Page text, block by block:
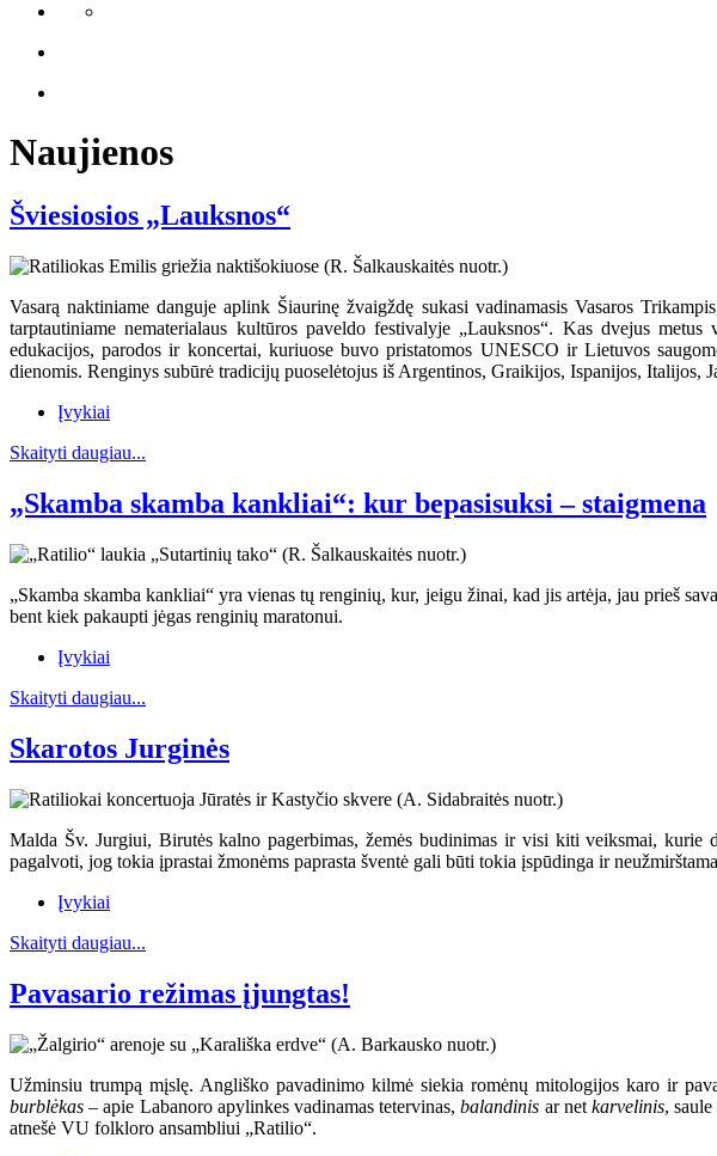
Naujienos
Šviesiosios „Lauksnos“
Vasarą naktiniame danguje aplink Šiaurinę žvaigždę sukasi vadinamasis Vasaros
tarptautiniame nematerialaus kultūros paveldo festivalyje „Lauksnos“. Kas dvejus
edukacijos, parodos ir koncertai, kuriuose buvo pristatomos UNESCO ir Lietuvos
dienomis. Renginys subūrė tradicijų puoselėtojus iš Argentinos, Graikijos, Ispanijos, Italijos,
Įvykiai
Skaityti daugiau...
„Skamba skamba kankliai“: kur bepasisuksi – staigmena
„Skamba skamba kankliai“ yra vienas tų renginių, kur, jeigu žinai, kad jis artėja, jau prieš
bent kiek pakaupti jėgas renginių maratonui.
Įvykiai
Skaityti daugiau...
Skarotos Jurginės
Malda Šv. Jurgiui, Birutės kalno pagerbimas, žemės budinimas ir visi kiti veiksmai,
pagalvoti, jog tokia įprastai žmonėms paprasta šventė gali būti tokia įspūdinga ir
Įvykiai
Skaityti daugiau...
Pavasario režimas įjungtas!
Užminsiu trumpą mįslę. Angliško pavadinimo kilmė siekia romėnų mitologijos karo ir
burblėkas– apie Labanoro apylinkes vadinamas tetervinas,balandinis ar netkarvelinis,
atnešė VU folkloro ansambliui „Ratilio“.